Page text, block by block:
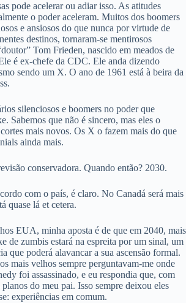
pode acelerar ou adiar isso. As atitudes
o poder aceleram. Muitos dos boomers
e ansiosos do que nunca por virtude de
destinos, tornaram-se mentirosos
Tom Frieden, nascido em meados de
é ex-chefe da CDC. Ele anda dizendo
sendo um X. O ano de 1961 está à beira da
silenciosos e boomers no poder que
Sabemos que não é sincero, mas eles o
mais novos. Os X o fazem mais do que
ainda mais.
conservadora. Quando então? 2030.
com o país, é claro. No Canadá será mais
quase lá et cetera.
EUA, minha aposta é de que em 2040, mais
de zumbis estará na espreita por um sinal, um
que poderá alavancar a sua ascensão formal.
mais velhos sempre perguntavam-me onde
foi assassinado, e eu respondia que, com
planos do meu pai. Isso sempre deixou eles
experiências em comum.